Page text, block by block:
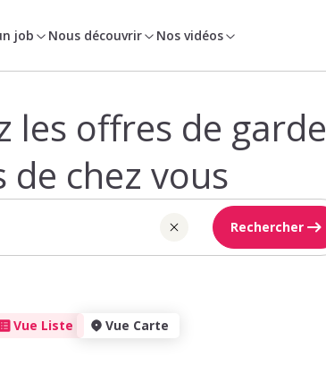
job Nous découvrir Nos vidéos
les offres de garde
de chez vous
Rechercher
Vue Liste Vue Carte